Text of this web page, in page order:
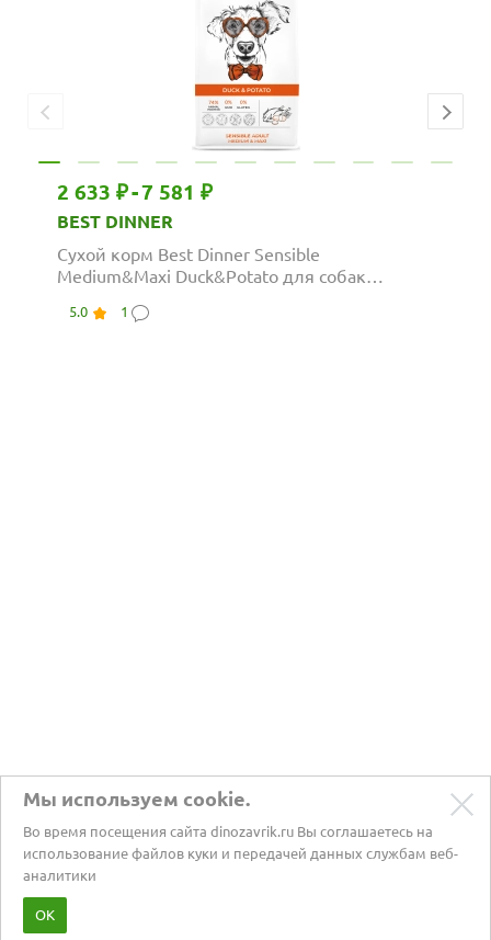
2 633 ₽-7 581 ₽
BEST DINNER
Сухой корм Best Dinner Sensible
Medium&Maxi Duck&Potato для собак
5.0 1
Мы используем cookie.
Во время посещения сайта dinozavrik.ru Вы соглашаетесь на
использование файлов куки и передачей данных службам веб-
аналитики
ОК